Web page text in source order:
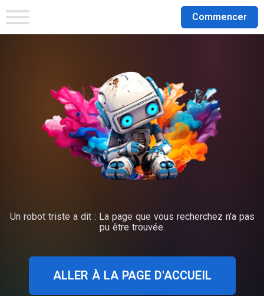
Commencer
Un robot triste a dit : La page que vous recherchez n'a pas
pu être trouvée.
ALLER À LA PAGE D'ACCUEIL